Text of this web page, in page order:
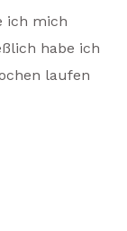
ich mich
habe ich
laufen